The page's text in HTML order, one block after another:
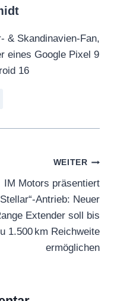
& Skandinavien-Fan,
eines Google Pixel 9
16
WEITER
IM Motors präsentiert
Antrieb: Neuer
Extender soll bis
1.500 km Reichweite
ermöglichen